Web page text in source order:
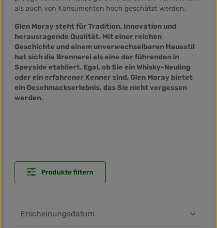
als auch von Konsumenten hoch geschätzt werden.
Glen Moray steht für Tradition, Innovation und
herausragende Qualität. Mit einer reichen
Geschichte und einem unverwechselbaren Hausstil
hat sich die Brennerei als eine der führenden in
Speyside etabliert. Egal, ob Sie ein Whisky-Neuling
oder ein erfahrener Kenner sind, Glen Moray bietet
ein Geschmackserlebnis, das Sie nicht vergessen
werden.
Produkte filtern